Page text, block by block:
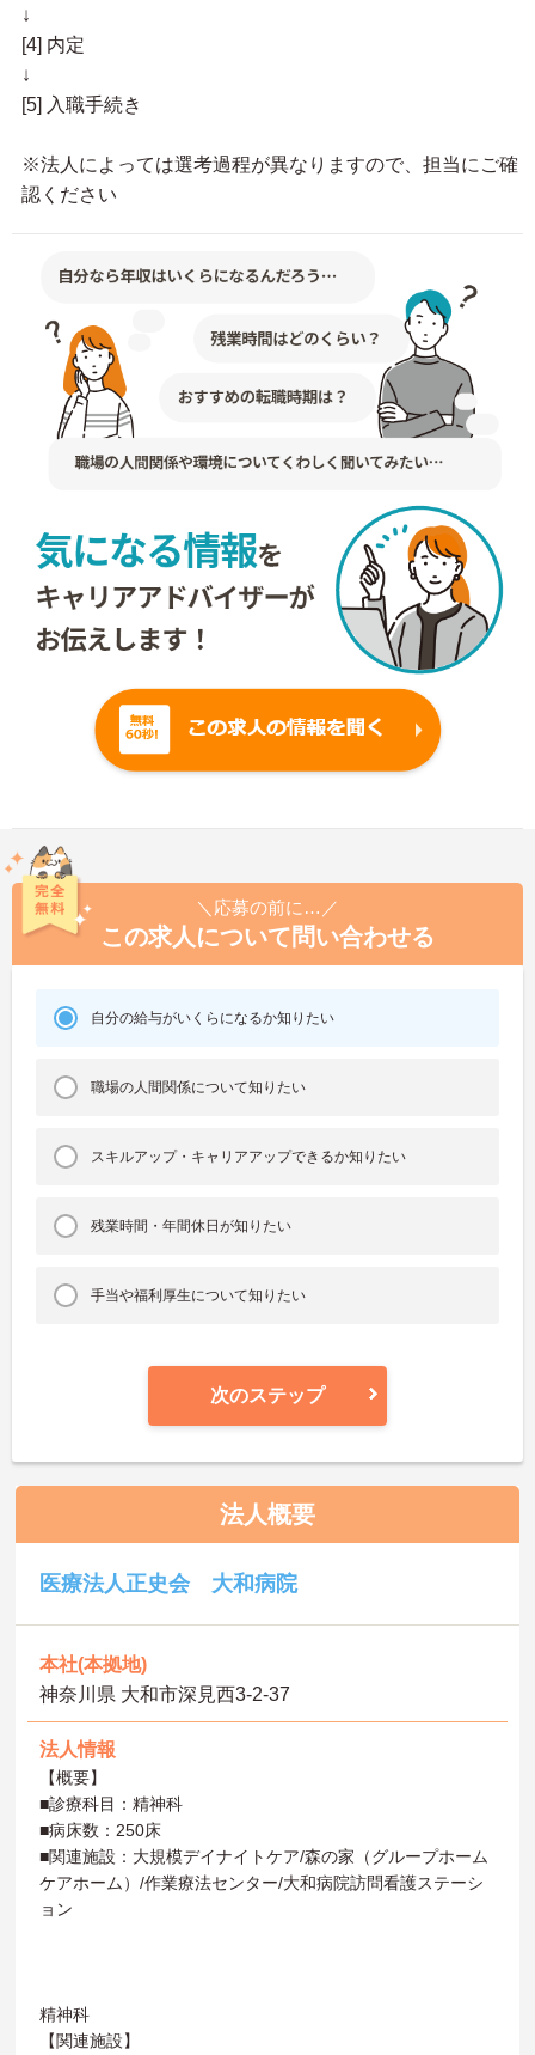
↓
[4] 内定
↓
[5] 入職手続き
※法人によっては選考過程が異なりますので、担当にご確
認ください
＼応募の前に…／
この求人について問い合わせる
自分の給与がいくらになるか知りたい
職場の人間関係について知りたい
スキルアップ・キャリアアップできるか知りたい
残業時間・年間休日が知りたい
手当や福利厚生について知りたい
次のステップ
法人概要
医療法人正史会 大和病院
本社(本拠地)
神奈川県 大和市深見西3-2-37
法人情報
【概要】
■診療科目：精神科
■病床数：250床
■関連施設：大規模デイナイトケア/森の家（グループホーム
ケアホーム）/作業療法センター/大和病院訪問看護ステーシ
ョン
精神科
【関連施設】